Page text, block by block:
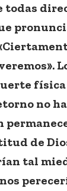
todas
no
de
tal